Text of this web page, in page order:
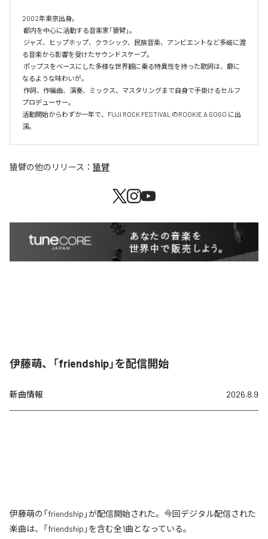
2002年東京出身。
る音楽から影響を受けたサウンドスケープ。
なるような味わいが。
プロデューサー。
活動開始からわずか一年で、FUJI ROCK FESTIVAL のROOKIE A GOGO に出
演。
猿臂の他のリリース： 猿臂
伊藤萌、「friendship」を配信開始
新曲情報 2026.8.9
伊藤萌の「friendship」が配信開始された。今回デジタル配信された
楽曲は、「friendship」を含む全1曲となっている。